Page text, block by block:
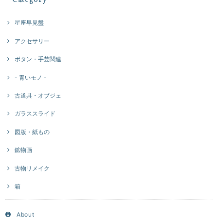
星座早見盤
アクセサリー
ボタン・手芸関連
- 青いモノ -
古道具・オブジェ
ガラススライド
図版・紙もの
鉱物画
古物リメイク
箱
About